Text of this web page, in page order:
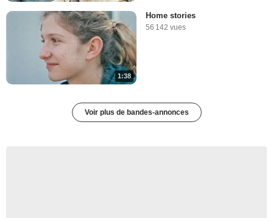
1:38
Home stories
56 142 vues
Voir plus de bandes-annonces